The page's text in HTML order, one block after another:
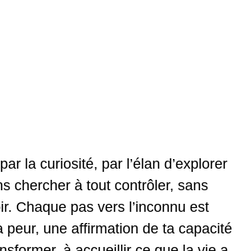
la curiosité, par l’élan d’explorer
chercher à tout contrôler, sans
Chaque pas vers l’inconnu est
peur, une affirmation de ta capacité